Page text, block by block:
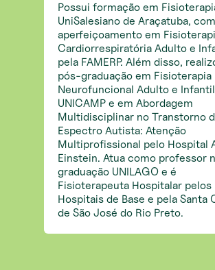
Possui formação em
UniSalesiano de Araçatuba, com
aperfeiçoamento em
Cardiorrespiratória Adulto e
pela FAMERP. Além disso,
pós-graduação em Fisioterapia
Neurofuncional Adulto e
UNICAMP e em Abordagem
Multidisciplinar no Transtorno
Espectro Autista: Atenção
Multiprofissional pelo Hospital
Einstein. Atua como professor
graduação UNILAGO e é
Fisioterapeuta Hospitalar pelos
Hospitais de Base e pela Santa
de São José do Rio Preto.